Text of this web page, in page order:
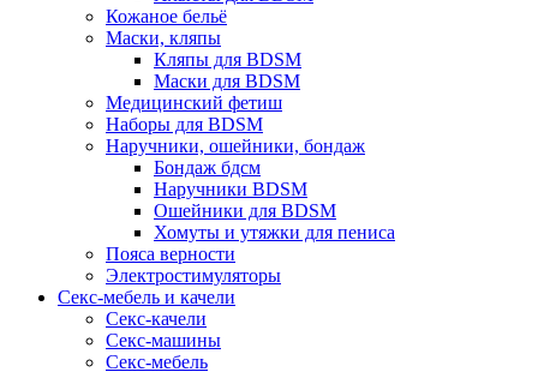
Кожаное бельё
Маски, кляпы
Кляпы для BDSM
Маски для BDSM
Медицинский фетиш
Наборы для BDSM
Наручники, ошейники, бондаж
Бондаж бдсм
Наручники BDSM
Ошейники для BDSM
Хомуты и утяжки для пениса
Пояса верности
Электростимуляторы
Секс-мебель и качели
Секс-качели
Секс-машины
Секс-мебель